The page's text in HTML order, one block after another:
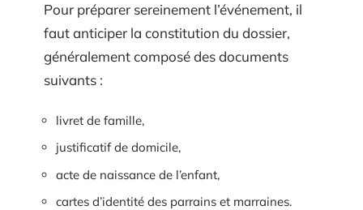
Pour préparer sereinement l’événement, il
faut anticiper la constitution du dossier,
généralement composé des documents
suivants :
livret de famille,
justificatif de domicile,
acte de naissance de l’enfant,
cartes d’identité des parrains et marraines.